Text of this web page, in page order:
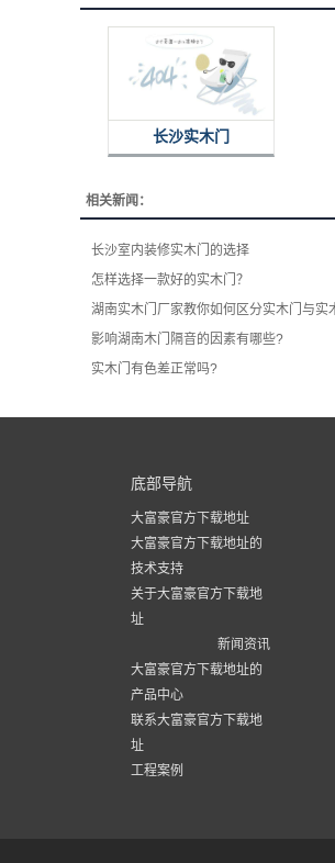
长沙实木门
相关新闻：
长沙室内装修实木门的选择
怎样选择一款好的实木门？
湖南实木门厂家教你如何区分实木门与实
影响湖南木门隔音的因素有哪些?
实木门有色差正常吗?
底部导航
大富豪官方下载地址
大富豪官方下载地址的
技术支持
关于大富豪官方下载地
址
新闻资讯
大富豪官方下载地址的
产品中心
联系大富豪官方下载地
址
工程案例